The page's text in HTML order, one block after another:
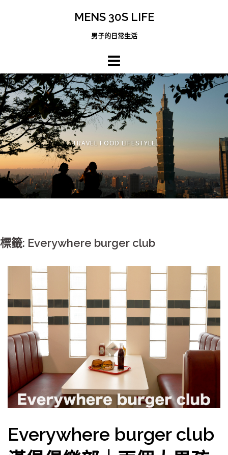
MENS 30S LIFE
男子的日常生活
TRAVEL FOOD LIFESTYLE
標籤: Everywhere burger club
Everywhere burger club